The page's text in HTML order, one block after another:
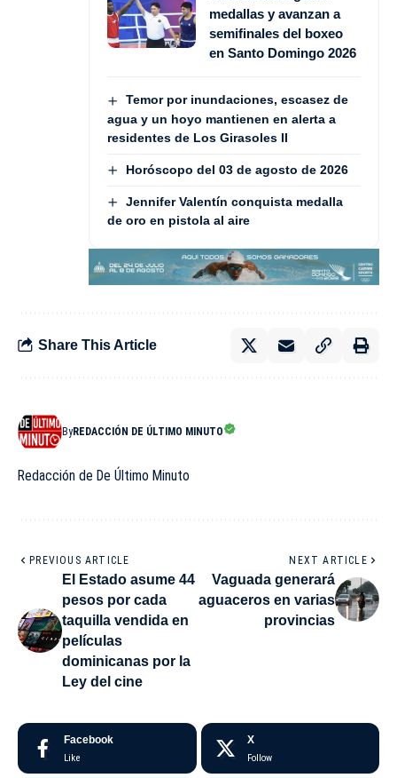
medallas y avanzan a
semifinales del boxeo
en Santo Domingo 2026
Temor por inundaciones, escasez de
agua y un hoyo mantienen en alerta a
residentes de Los Girasoles II
Horóscopo del 03 de agosto de 2026
Jennifer Valentín conquista medalla
de oro en pistola al aire
Share This Article
ByREDACCIÓN DE ÚLTIMO MINUTO
Redacción de De Último Minuto
PREVIOUS ARTICLE
El Estado asume 44
pesos por cada
taquilla vendida en
películas
dominicanas por la
Ley del cine
NEXT ARTICLE
Vaguada generará
aguaceros en varias
provincias
Facebook
Like
X
Follow